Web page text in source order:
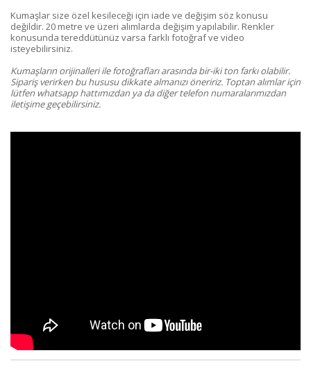
Kumaşlar size özel kesileceği için iade ve değişim söz konusu
değildir. 20 metre ve üzeri alımlarda değişim yapılabilir. Renkler
konusunda tereddütünüz varsa farklı fotoğraf ve video
isteyebilirsiniz.
Kumaşların orijinalleri ile fotoğrafları arasında bir-iki ton farkı olabilir.
Sipariş verirken bu hususu dikkate almanızı öneririz. Toptan alımlar için
lütfen whatsapp hattımızdan ya da diğer telefon numaralarımızdan
iletişime geçebilirsiniz.